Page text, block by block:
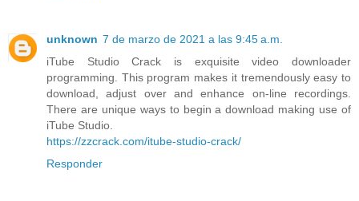
unknown 7 de marzo de 2021 a las 9:45 a.m.
iTube Studio Crack is exquisite video downloader
programming. This program makes it tremendously easy to
download, adjust over and enhance on-line recordings.
There are unique ways to begin a download making use of
iTube Studio.
https://zzcrack.com/itube-studio-crack/
Responder